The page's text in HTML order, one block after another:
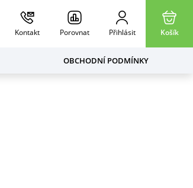
Kontakt Porovnat Přihlásit Košík
OBCHODNÍ PODMÍNKY